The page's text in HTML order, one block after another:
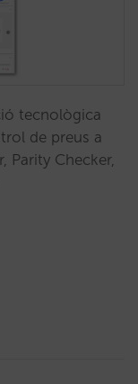
tecnològica
de preus a
Parity Checker,